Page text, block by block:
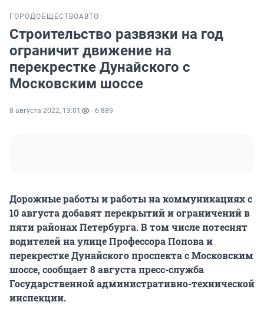
ГОРОДОБЩЕСТВОАВТО
Строительство развязки на год
ограничит движение на
перекрестке Дунайского с
Московским шоссе
8 августа 2022, 13:01 6 889
Дорожные работы и работы на коммуникациях с
10 августа добавят перекрытий и ограничений в
пяти районах Петербурга. В том числе потеснят
водителей на улице Профессора Попова и
перекрестке Дунайского проспекта с Московским
шоссе, сообщает 8 августа пресс-служба
Государственной административно-технической
инспекции.